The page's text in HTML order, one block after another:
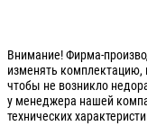
Внимание! Фирма-
изменять комплектацию,
чтобы не возникло
у менеджера нашей
технических